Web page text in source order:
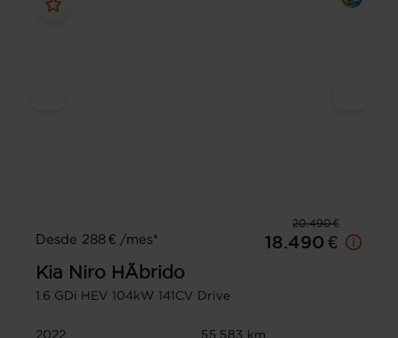
20.490 €
Desde 288 € /mes*
18.490 €
Kia Niro HÃ­brido
1.6 GDi HEV 104kW 141CV Drive
2022
55.583 km